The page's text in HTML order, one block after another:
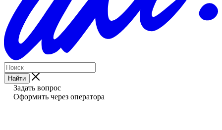
Найти
Задать вопрос
Оформить через оператора